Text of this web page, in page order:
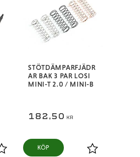
Lägg till i favoriter
STÖTDÄMPARFJÄDR
AR BAK 3 PAR LOSI
MINI-T 2.0 / MINI-B
182,50 KR
Lägg till i
KÖP